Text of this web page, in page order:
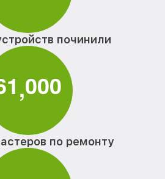
починили
1,000
по ремонту